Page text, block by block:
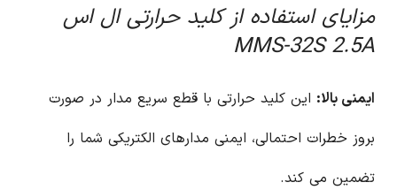
مزایای استفاده از کلید حرارتی ال اس
MMS-32S 2.5A
ایمنی بالا: این کلید حرارتی با قطع سریع مدار در صورت
بروز خطرات احتمالی، ایمنی مدارهای الکتریکی شما را
تضمین می کند.